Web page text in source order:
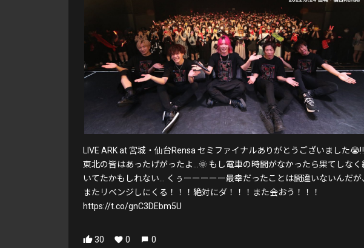
LIVE ARK at 宮城・仙台Rensa セミファイナルありがとうございました
東北の皆はあったげがったよ…🌞 もし電車の時間がなかったら果てしなく
いてたかもしれない… くぅーーーーー最幸だったことは間違いないんだが
またリベンジしにくる！！！絶対にダ！！！また会おう！！！
https://t.co/gnC3DEbm5U
30 0 0